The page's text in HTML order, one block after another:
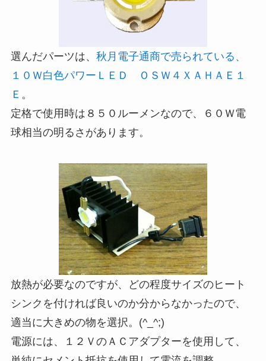
選んだパーツは、 秋月電子通商で売られている、
１０Ｗ白色パワーＬＥＤ ＯＳＷ４ＸＡＨＡＥ１
Ｅ 。
定格で使用時は８５０ルーメンなので、６０Ｗ電
球相当の明るさがあります。
放熱が必要なのですが、どの程度サイズのヒート
シンクを付ければ良いのか分からなかったので、
適当に大きめの物を選択。(^_^;)
電源には、１２ＶのＡＣアダプターを使用して、